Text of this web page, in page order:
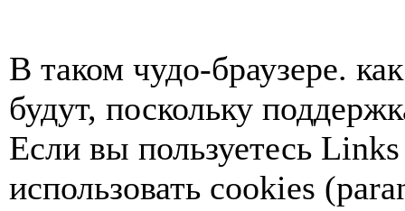
В таком чудо-браузере.
будут, поскольку
Если вы пользуетесь
использовать cookies